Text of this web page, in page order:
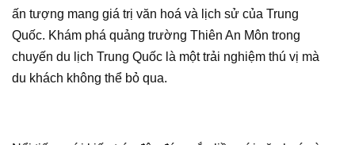
ấn tượng mang giá trị văn hoá và lịch sử của Trung
Quốc. Khám phá quảng trường Thiên An Môn trong
chuyến du lịch Trung Quốc là một trải nghiệm thú vị mà
du khách không thể bỏ qua.